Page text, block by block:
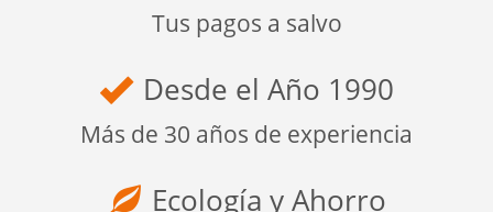
Tus pagos a salvo
Desde el Año 1990
Más de 30 años de experiencia
Ecología y Ahorro